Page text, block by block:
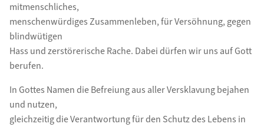
mitmenschliches,
menschenwürdiges Zusammenleben, für Versöhnung, gegen
blindwütigen
Hass und zerstörerische Rache. Dabei dürfen wir uns auf Gott
berufen.
In Gottes Namen die Befreiung aus aller Versklavung bejahen
und nutzen,
gleichzeitig die Verantwortung für den Schutz des Lebens in